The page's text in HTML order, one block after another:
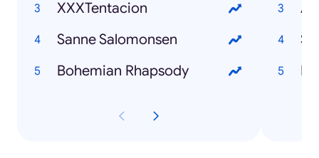
XXXTentacion
Sanne Salomonsen
Bohemian Rhapsody